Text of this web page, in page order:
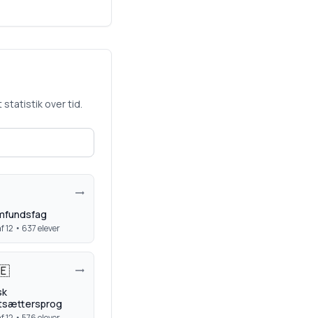
statistik over tid.
12 • 637elever